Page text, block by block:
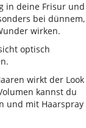
in deine Frisur und
bei dünnem,
wirken.
optisch
wirkt der Look
kannst du
und mit Haarspray